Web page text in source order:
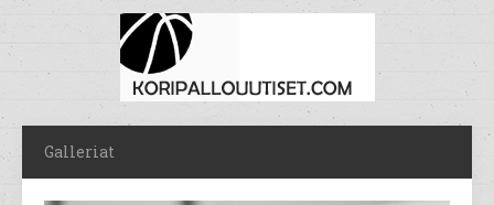
Galleriat